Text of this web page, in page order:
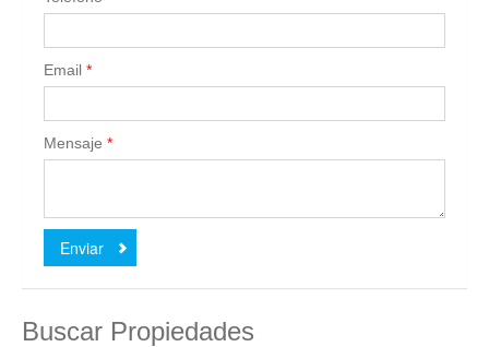
Email *
Mensaje *
Enviar
Buscar Propiedades